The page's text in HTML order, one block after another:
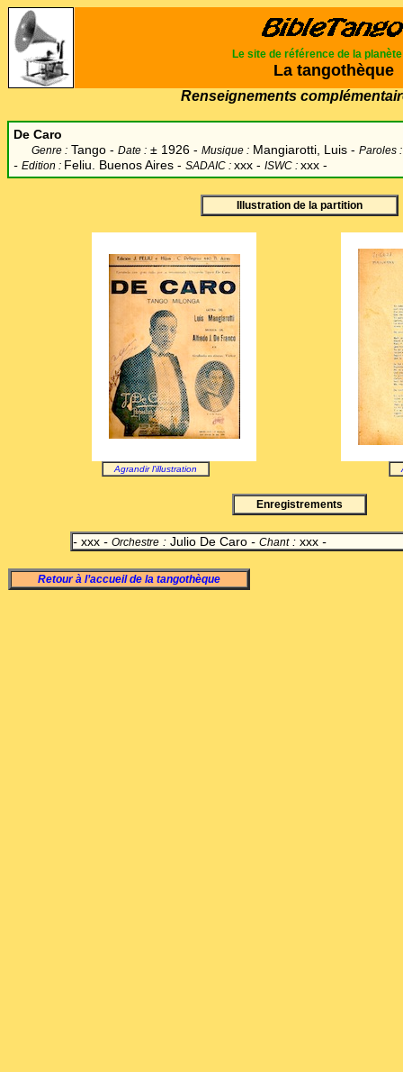
Le site de référence de la planète
La tangothèque
Renseignements
De Caro
Genre : Tango - Date : ± 1926 - Musique : Mangiarotti, Luis - Paroles
- Edition : Feliu. Buenos Aires - SADAIC : xxx - ISWC : xxx -
Illustration de la partition
Agrandir l'illustration
Enregistrements
- xxx - Orchestre : Julio De Caro - Chant: xxx -
Retour à l’accueil de la tangothèque